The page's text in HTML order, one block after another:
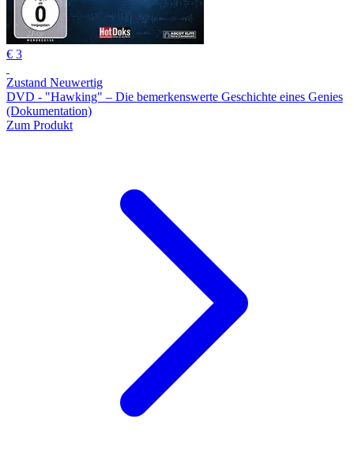
€ 3
Zustand Neuwertig
DVD - "Hawking" – Die bemerkenswerte Geschichte eines Genies
(Dokumentation)
Zum Produkt